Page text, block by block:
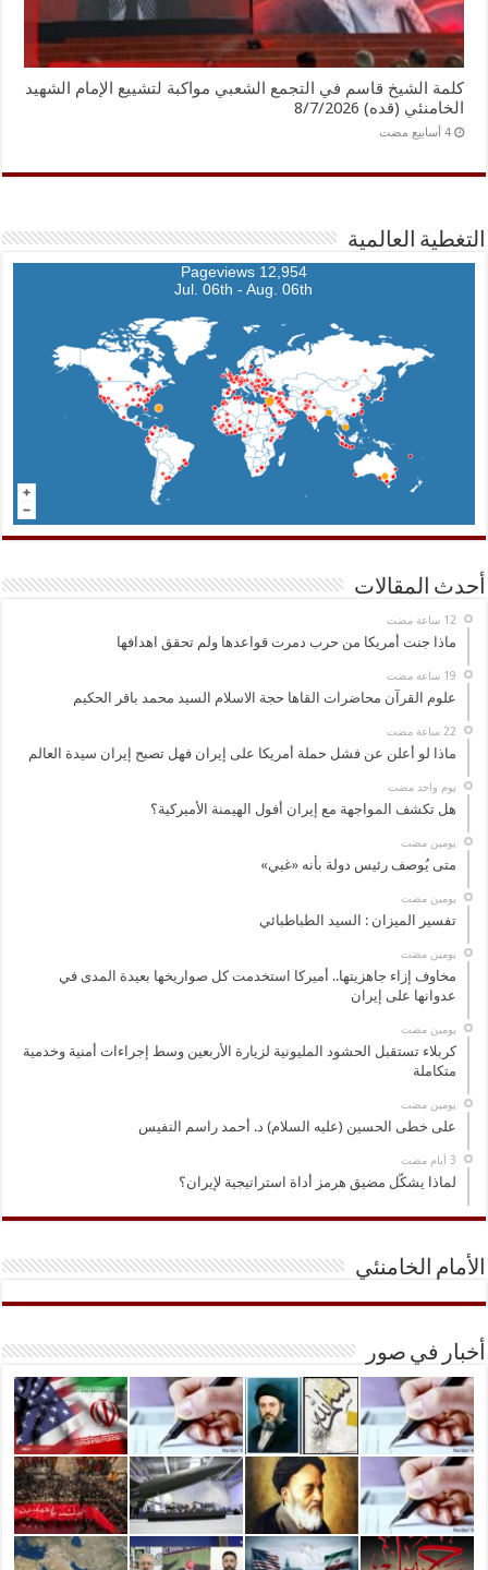
كلمة الشيخ قاسم في التجمع الشعبي مواكبة لتشييع الإمام الشهيد
الخامنئي (قده) 8/7/2026
‏4 أسابيع مضت
التغطية العالمية
12,954 Pageviews
Jul. 06th - Aug. 06th
أحدث المقالات
ماذا جنت أمريكا من حرب دمرت قواعدها ولم تحقق اهدافها
علوم القرآن محاضرات القاها حجة الاسلام السيد محمد باقر الحكيم
ماذا لو أعلن عن فشل حملة أمريكا على إيران فهل تصبح إيران سيدة العالم
‏يوم واحد مضت
هل تكشف المواجهة مع إيران أفول الهيمنة الأميركية؟
‏يومين مضت
متى يُوصف رئيس دولة بأنه «غبي»
‏يومين مضت
تفسير الميزان : السيد الطباطبائي
‏يومين مضت
مخاوف إزاء جاهزيتها.. أميركا استخدمت كل صواريخها بعيدة المدى في
عدوانها على إيران
‏يومين مضت
كربلاء تستقبل الحشود المليونية لزيارة الأربعين وسط إجراءات أمنية وخدمية
متكاملة
‏يومين مضت
على خطى الحسين (عليه السلام) د. أحمد راسم النفيس
لماذا يشكّل مضيق هرمز أداة استراتيجية لإيران؟
الأمام الخامنئي
أخبار في صور